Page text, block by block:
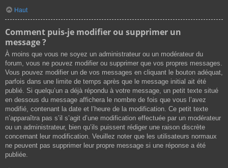
Haut
Comment puis-je modifier ou supprimer un
message ?
À moins que vous ne soyez un administrateur ou un modérateur du
forum, vous ne pouvez modifier ou supprimer que vos propres messages.
Vous pouvez modifier un de vos messages en cliquant le bouton adéquat,
parfois dans une limite de temps après que le message initial ait été
publié. Si quelqu’un a déjà répondu à votre message, un petit texte situé
en dessous du message affichera le nombre de fois que vous l’avez
modifié, contenant la date et l’heure de la modification. Ce petit texte
n’apparaîtra pas s’il s’agit d’une modification effectuée par un modérateur
ou un administrateur, bien qu’ils puissent rédiger une raison discrète
concernant leur modification. Veuillez noter que les utilisateurs normaux
ne peuvent pas supprimer leur propre message si une réponse a été
publiée.